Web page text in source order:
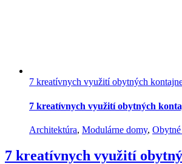
7 kreatívnych využití obytných
7 kreatívnych využití obytných
Architektúra, Modulárne domy,
7 kreatívnych využití